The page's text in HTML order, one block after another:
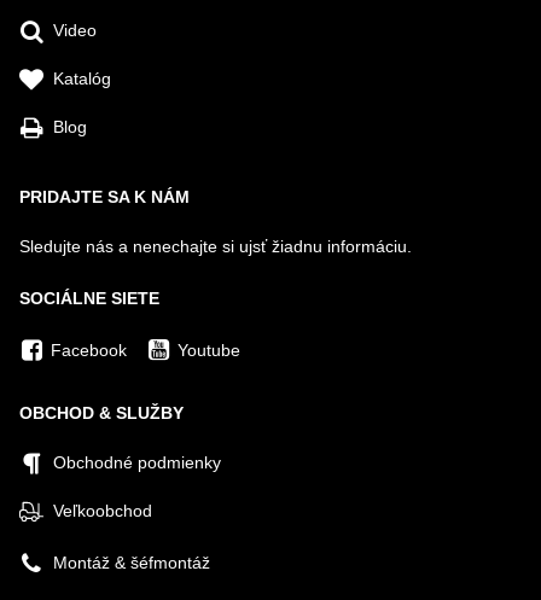
Video
Katalóg
Blog
PRIDAJTE SA K NÁM
Sledujte nás a nenechajte si ujsť žiadnu informáciu.
SOCIÁLNE SIETE
Facebook Youtube
OBCHOD & SLUŽBY
Obchodné podmienky
Veľkoobchod
Montáž & šéfmontáž